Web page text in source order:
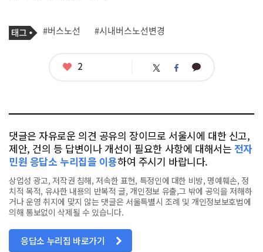
기
사
태
그
#버스노선 #시내버스노선변경
좋
2 트 페 카
댓글은 자유로운 의견 공유의 장이므로 서울시에 대한 신고,
제안, 건의 등 답변이나 개선이 필요한 사항에 대해서는 전자
민원 응답소 누리집을 이용하여 주시기 바랍니다.
상업성 광고, 저작권 침해, 저속한 표현, 특정인에 대한 비방, 명예훼손, 정
치적 목적, 유사한 내용의 반복적 글, 개인정보 유출,그 밖에 공익을 저해하
거나 운영 취지에 맞지 않는 댓글은 서울특별시 조례 및 개인정보보호법에
의해 통보없이 삭제될 수 있습니다.
응답소 누리집 바로가기